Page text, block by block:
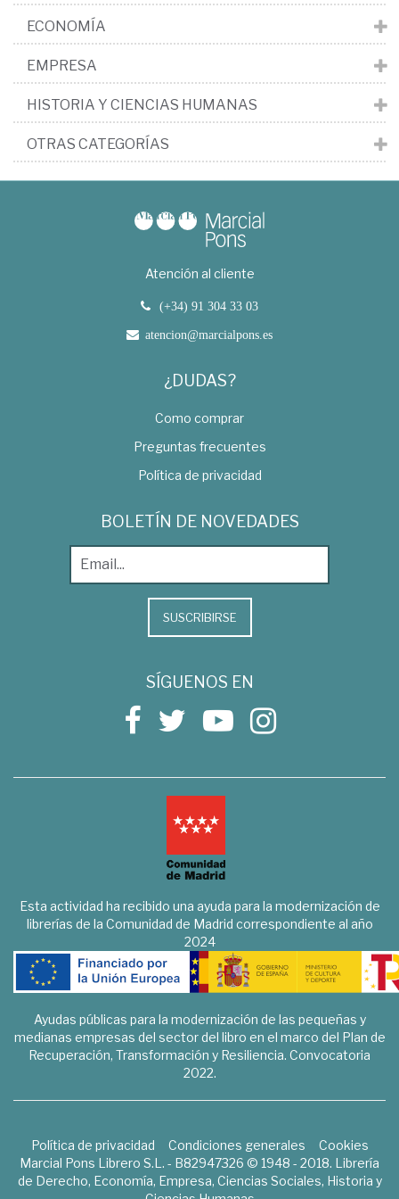
ECONOMÍA
EMPRESA
HISTORIA Y CIENCIAS HUMANAS
OTRAS CATEGORÍAS
Atención al cliente
(+34) 91 304 33 03
atencion@marcialpons.es
¿DUDAS?
Como comprar
Preguntas frecuentes
Política de privacidad
BOLETÍN DE NOVEDADES
SUSCRIBIRSE
SÍGUENOS EN
Esta actividad ha recibido una ayuda para la modernización de
librerías de la Comunidad de Madrid correspondiente al año
2024
Ayudas públicas para la modernización de las pequeñas y
medianas empresas del sector del libro en el marco del Plan de
Recuperación, Transformación y Resiliencia. Convocatoria
2022.
Política de privacidad Condiciones generales
Cookies
Marcial Pons Librero S.L. - B82947326 © 1948 - 2018. Librería
de Derecho, Economía, Empresa, Ciencias Sociales, Historia y